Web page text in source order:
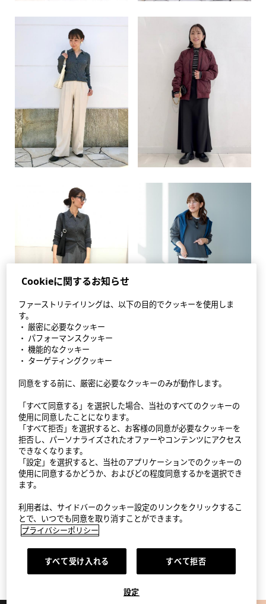
StyleHint アプリ
利用規約
プライバシーポリシー（外部送信ポリシーを含む）
サイトマップ
お問い合わせ
会社概要
©FAST RETAILING CO., LTD.
Cookieに関するお知らせ
ファーストリテイリングは、以下の目的でクッキーを使用しま
す。
・ 厳密に必要なクッキー
・ パフォーマンスクッキー
・ 機能的なクッキー
・ ターゲティングクッキー
同意をする前に、厳密に必要なクッキーのみが動作します。
「すべて同意する」を選択した場合、当社のすべてのクッキーの
使用に同意したことになります。
「すべて拒否」を選択すると、お客様の同意が必要なクッキーを
拒否し、パーソナライズされたオファーやコンテンツにアクセス
できなくなります。
「設定」を選択すると、当社のアプリケーションでのクッキーの
使用に同意するかどうか、およびどの程度同意するかを選択でき
ます。
利用者は、サイドバーのクッキー設定のリンクをクリックするこ
とで、いつでも同意を取り消すことができます。
プライバシーポリシー
すべて受け入れる すべて拒否
設定